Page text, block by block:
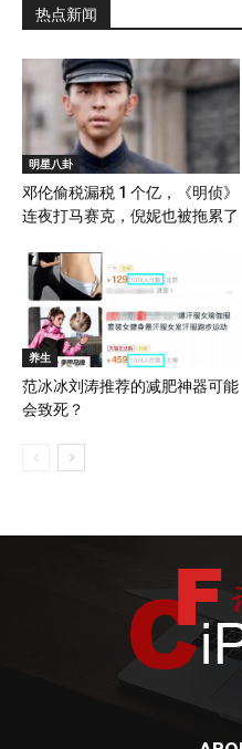
热点新闻
明星八卦
邓伦偷税漏税 1 个亿，《明侦》
连夜打马赛克，倪妮也被拖累了
养生
范冰冰刘涛推荐的减肥神器可能
会致死？